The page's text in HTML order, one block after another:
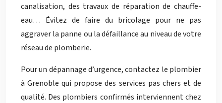
canalisation, des travaux de réparation de chauffe-
eau… Évitez de faire du bricolage pour ne pas
aggraver la panne ou la défaillance au niveau de votre
réseau de plomberie.
Pour un dépannage d’urgence, contactez le plombier
à Grenoble qui propose des services pas chers et de
qualité. Des plombiers confirmés interviennent chez